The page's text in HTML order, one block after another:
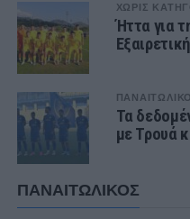
ΧΩΡΊΣ
Ήττα για
Τα
με Τρουά
ΠΑΝΑΙΤΩΛΙΚΟΣ